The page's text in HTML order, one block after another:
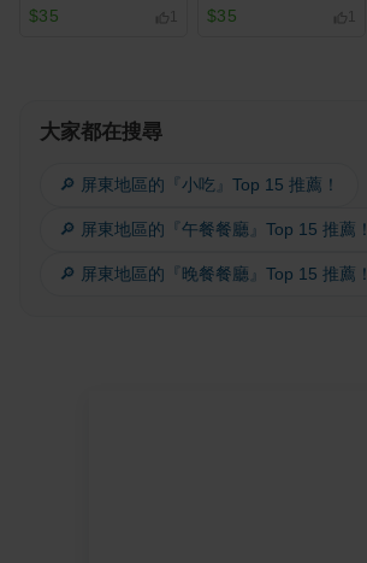
$35 $35
大家都在搜尋
🔎 屏東地區的『小吃』Top 15 推薦！
🔎 屏東地區的『午餐餐廳』Top 15 推薦！
🔎 屏東地區的『晚餐餐廳』Top 15 推薦！